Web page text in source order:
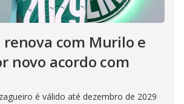
renova com Murilo e
novo acordo com
é válido até dezembro de 2029